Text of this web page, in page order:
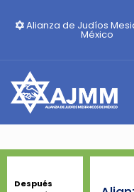
Alianza de Judíos
México
Después